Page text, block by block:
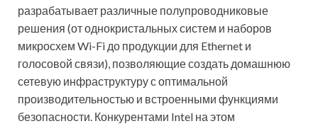
разрабатывает различные полупроводниковые
решения (от однокристальных систем и наборов
микросхем Wi-Fi до продукции для Ethernet и
голосовой связи), позволяющие создать домашнюю
сетевую инфраструктуру с оптимальной
производительностью и встроенными функциями
безопасности. Конкурентами Intel на этом